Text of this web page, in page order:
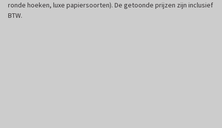
ronde hoeken, luxe papiersoorten). De getoonde prijzen zijn inclusief
BTW.